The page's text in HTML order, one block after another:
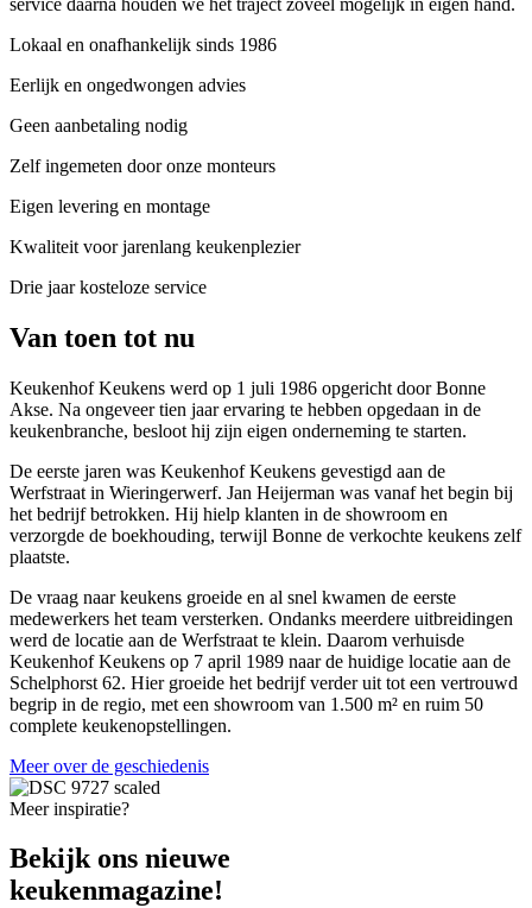
Lokaal en onafhankelijk sinds 1986
Eerlijk en ongedwongen advies
Geen aanbetaling nodig
Zelf ingemeten door onze monteurs
Eigen levering en montage
Kwaliteit voor jarenlang keukenplezier
Drie jaar kosteloze service
Van toen tot nu
Keukenhof Keukens werd op 1 juli 1986 opgericht door Bonne
Akse. Na ongeveer tien jaar ervaring te hebben opgedaan in de
keukenbranche, besloot hij zijn eigen onderneming te starten.
De eerste jaren was Keukenhof Keukens gevestigd aan de
Werfstraat in Wieringerwerf. Jan Heijerman was vanaf het begin bij
het bedrijf betrokken. Hij hielp klanten in de showroom en
verzorgde de boekhouding, terwijl Bonne de verkochte keukens zelf
plaatste.
De vraag naar keukens groeide en al snel kwamen de eerste
medewerkers het team versterken. Ondanks meerdere uitbreidingen
werd de locatie aan de Werfstraat te klein. Daarom verhuisde
Keukenhof Keukens op 7 april 1989 naar de huidige locatie aan de
Schelphorst 62. Hier groeide het bedrijf verder uit tot een vertrouwd
begrip in de regio, met een showroom van 1.500 m² en ruim 50
complete keukenopstellingen.
Meer over de geschiedenis
Meer inspiratie?
Bekijk ons nieuwe
keukenmagazine!